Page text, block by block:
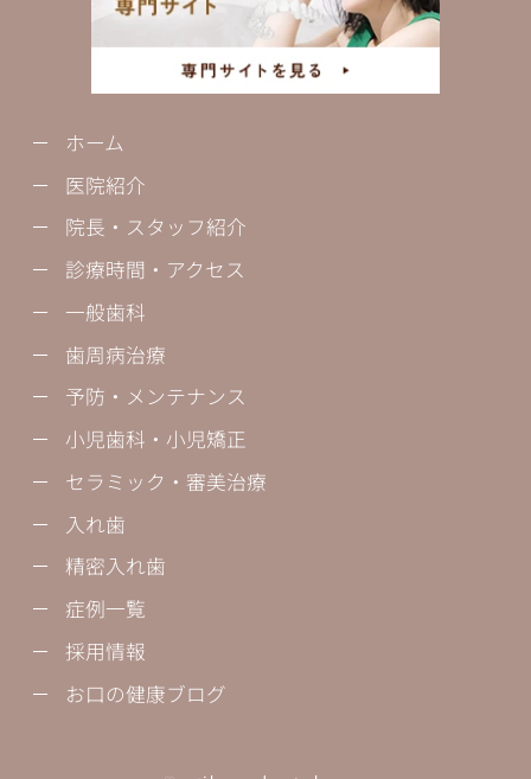
ホーム
医院紹介
院長・スタッフ紹介
診療時間・アクセス
一般歯科
歯周病治療
予防・メンテナンス
小児歯科・小児矯正
セラミック・審美治療
入れ歯
精密入れ歯
症例一覧
採用情報
お口の健康ブログ